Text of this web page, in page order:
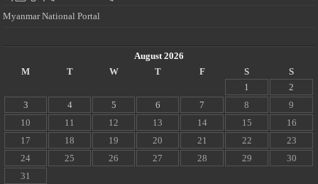
Myanmar National Portal
August 2026
M
T W T F S
S
1
2
3
4 5 6 7 8
9
10
11 12 13 14 15
16
17
18 19 20 21 22
23
24
25 26 27 28 29
30
31